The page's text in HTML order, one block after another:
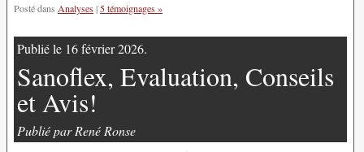
Posté dans Analyses| 5 témoignages »
Publié le 16 février 2026.
Sanoflex, Evaluation, Conseils
et Avis!
Publié par René Ronse